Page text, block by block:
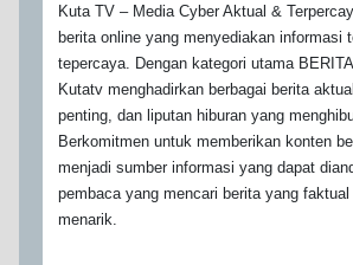
Kuta TV – Media Cyber Aktual &
berita online yang menyediakan informasi
tepercaya. Dengan kategori utama
Kutatv menghadirkan berbagai berita
penting, dan liputan hiburan yang
Berkomitmen untuk memberikan konten
menjadi sumber informasi yang dapat
pembaca yang mencari berita yang
menarik.